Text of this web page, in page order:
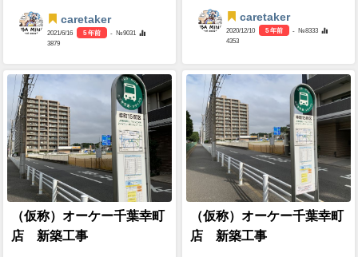
caretaker
2021/6/16 5 年前
- №9031
3879
caretaker
2020/12/10 5 年前
- №8333
4353
（仮称）オーケー千葉幸町
店 新築工事
（仮称）オーケー千葉幸町
店 新築工事